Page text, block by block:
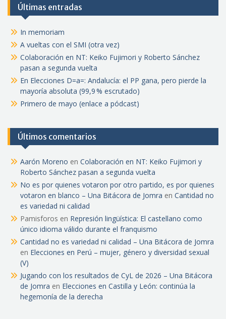
Últimas entradas
In memoriam
A vueltas con el SMI (otra vez)
Colaboración en NT: Keiko Fujimori y Roberto Sánchez
pasan a segunda vuelta
En Elecciones D=a=: Andalucía: el PP gana, pero pierde la
mayoría absoluta (99,9 % escrutado)
Primero de mayo (enlace a pódcast)
Últimos comentarios
Aarón Moreno en Colaboración en NT: Keiko Fujimori y
Roberto Sánchez pasan a segunda vuelta
No es por quienes votaron por otro partido, es por quienes
votaron en blanco – Una Bitácora de Jomra en Cantidad no
es variedad ni calidad
Pamisforos en Represión lingüística: El castellano como
único idioma válido durante el franquismo
Cantidad no es variedad ni calidad – Una Bitácora de Jomra
en Elecciones en Perú – mujer, género y diversidad sexual
(V)
Jugando con los resultados de CyL de 2026 – Una Bitácora
de Jomra en Elecciones en Castilla y León: continúa la
hegemonía de la derecha